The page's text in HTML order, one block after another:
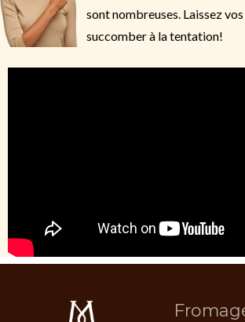
sont nombreuses. Laissez
succomber à la tentation!